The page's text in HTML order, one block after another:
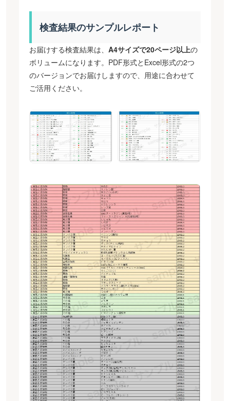
検査結果のサンプルレポート
お届けする検査結果は、 A4サイズで20ページ以上の
ボリュームになります。PDF形式とExcel形式の2つ
のバージョンでお届けしますので、用途に合わせて
ご活用ください。